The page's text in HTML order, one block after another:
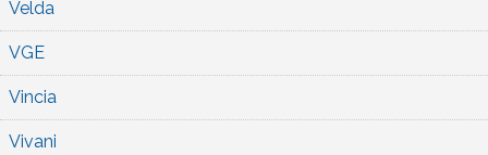
Velda
VGE
Vincia
Vivani